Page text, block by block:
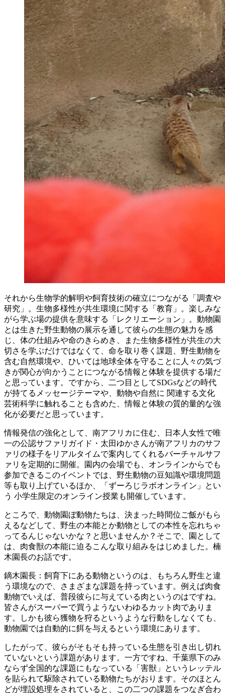
それから生物学的解明や飼育技術の確立につながる「調査や
研究」。生物多様性が共生環境に関する「教育」。楽しみな
がら学ぶ場の提供を意味する「レクリエーション」。動物園
とは生きた野生動物の展示を通して彼らの生態の魅力を感
じ、体の仕組みや命のきらめき、また生物多様性が共生の大
切さを学ぶだけではなくて、命を取り巻く課題、野生動物を
含む自然環境や、ひいては地球全体を守ることに人々の気づ
きが関心が向かうことにつながる情報と体験を提供する場だ
と思っています。ですから、二つ目としてSDGsなどの時代
が持てるメッセージテーマや、動物や自然に 関連する文化
芸術科学に触れることも含めた、情報と体験の質的量的な強
化が必要だと思っています。
情報発信の強化として、南アフリカに住む、日本人女性で唯
一の公認サファリガイド・太田ゆかさんが南アフリカのサフ
ァリの様子をリアルタイムで案内してくれるバーチャルサフ
ァリを定期的に開催。園内の会場でも、オンラインからでも
参加できるこのイベントでは、野生動物の豆知識や環境問題
等も取り上げているほか、「ずーろじラボオンライン」とい
う 小学生限定のオンライン授業も開催しています。
ところで、動物園ぼ動物たちは、決まった時間位ご飯がもら
えるなどして、野生の本能とか動物としての本性を忘れちゃ
ってるんじゃないかな？と思いませんか？そこで、園として
は、肉食獣の本能に迫るこんな取り組みをはじめました。楠
木園長のお話です。
鏑木園長：飼育下にある動物というのは、もちろん野生と違
う環境なので、さまざまな課題を持っています。例えば肉食
動物でいえば、普段彼らに与えている肉というのはですね。
皆さんがスーパーで買うようないわゆるカット肉でありま
す。しかも彼ら獲物を狩るというような行動をしなくても、
動物園では自動的に餌を与えるという環境にあります。
したがって、彼らがそもそも持っている生態を引き出し切れ
ていないという課題があります。一方ですね、千葉県下のみ
ならず全国的な課題にもなっている「害獣」というレッテル
を貼られて駆除されている動物たちがおります。そのほとん
どが埋設処理をされていると、この二つの課題をつなぎ合わ